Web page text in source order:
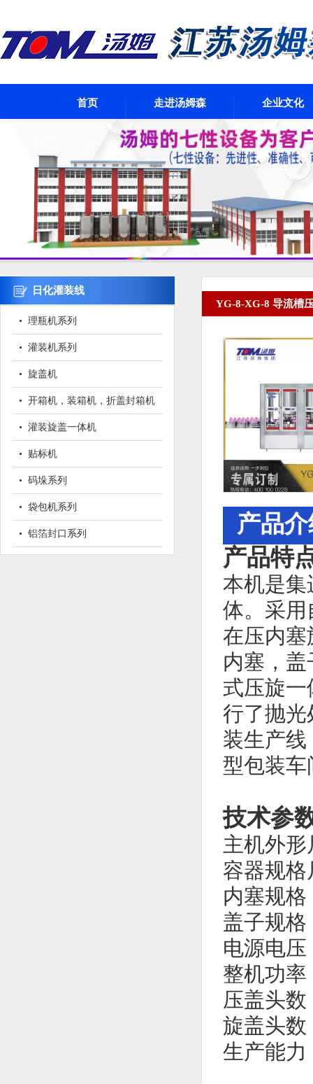
首页 走进汤姆森 企业文化
日化灌装线
• 理瓶机系列
• 灌装机系列
• 旋盖机
• 开箱机，装箱机，折盖封箱机
• 灌装旋盖一体机
• 贴标机
• 码垛系列
• 袋包机系列
• 铝箔封口系列
YG-8-XG-8 导流槽
产品
产品特
本机是集
体。采用
在压内塞
内塞，
式压旋
行了抛光
装生产
型包装车
技术参
主机外形
容器规格
内塞规格
盖子规格
电源电压
整机功率
压盖头数
旋盖头数
生产能力